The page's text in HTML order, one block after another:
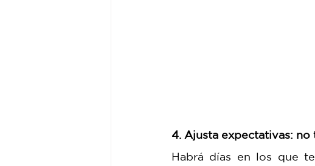
4. Ajusta expectativas: no
Habrá días en los que